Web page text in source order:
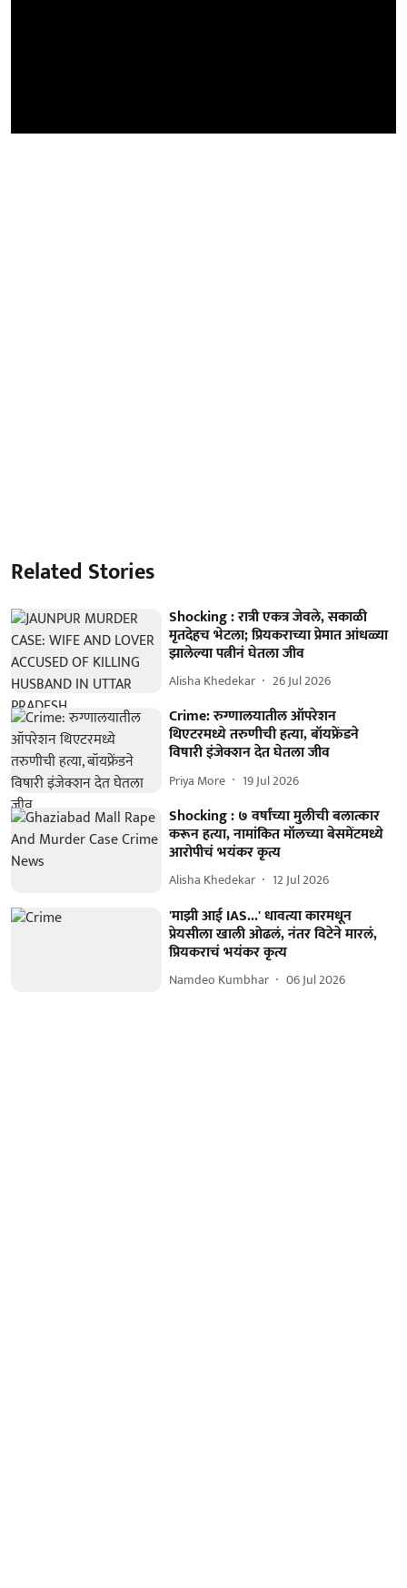
Related Stories
Shocking : रात्री एकत्र जेवले, सकाळी
मृतदेहच भेटला; प्रियकराच्या प्रेमात आंधळ्या
झालेल्या पत्नीनं घेतला जीव
Alisha Khedekar 26 Jul 2026
Crime: रुग्णालयातील ऑपरेशन
थिएटरमध्ये तरुणीची हत्या, बॉयफ्रेंडने
विषारी इंजेक्शन देत घेतला जीव
Priya More 19 Jul 2026
Shocking : ७ वर्षांच्या मुलीची बलात्कार
करून हत्या, नामांकित मॉलच्या बेसमेंटमध्ये
आरोपीचं भयंकर कृत्य
Alisha Khedekar 12 Jul 2026
'माझी आई IAS...' धावत्या कारमधून
प्रेयसीला खाली ओढलं, नंतर विटेने मारलं,
प्रियकराचं भयंकर कृत्य
Namdeo Kumbhar 06 Jul 2026